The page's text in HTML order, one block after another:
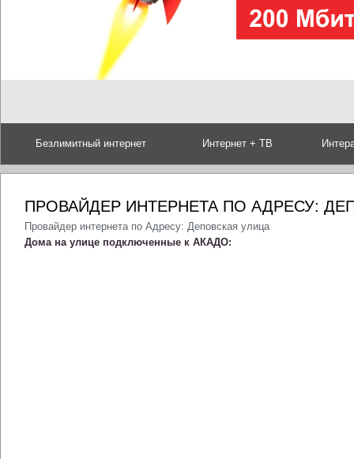
Безлимитный интернет Интернет + ТВ
ПРОВАЙДЕР ИНТЕРНЕТА ПО АДРЕСУ:
Провайдер интернета по Адресу: Деповская улица
Дома на улице подключенные к АКАДО: